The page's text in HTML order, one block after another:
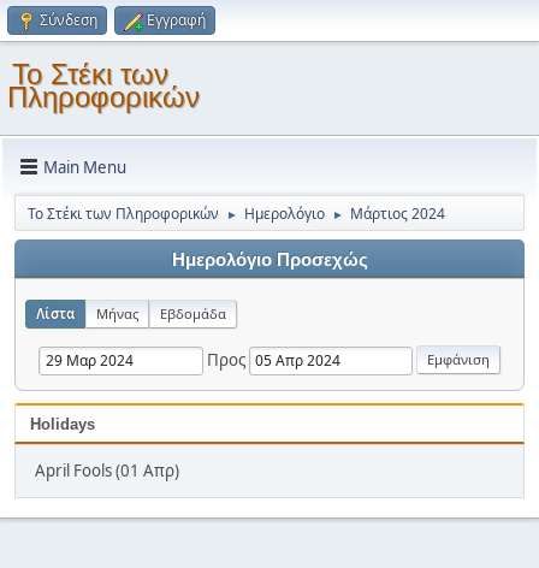
Σύνδεση Εγγραφή
Το Στέκι των
Πληροφορικών
Main Menu
Το Στέκι των Πληροφορικών ► Ημερολόγιο ► Μάρτιος 2024
Ημερολόγιο Προσεχώς
Λίστα Μήνας Εβδομάδα
Προς
Holidays
April Fools (01 Απρ)